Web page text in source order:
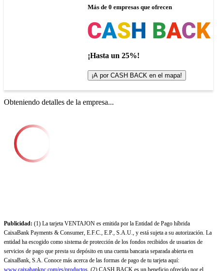
Más de 0 empresas que ofrecen
¡Hasta un 25%!
¡A por CASH BACK en el mapa!
Obteniendo detalles de la empresa...
Publicidad: (1) La tarjeta VENTAJON es emitida por la Entidad de Pago híbrida
CaixaBank Payments & Consumer, E.F.C., E.P., S.A.U., y está sujeta a su autorización. La
entidad ha escogido como sistema de protección de los fondos recibidos de usuarios de
servicios de pago que presta su depósito en una cuenta bancaria separada abierta en
CaixaBank, S.A. Conoce más acerca de las formas de pago de tu tarjeta aquí:
www.caixabankpc.com/es/productos. (2) CASH BACK es un beneficio ofrecido por el